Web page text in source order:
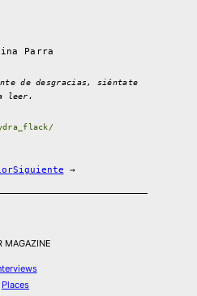
Parra
de desgracias, siéntate
leer.
Siguiente →
MAGAZINE
Places